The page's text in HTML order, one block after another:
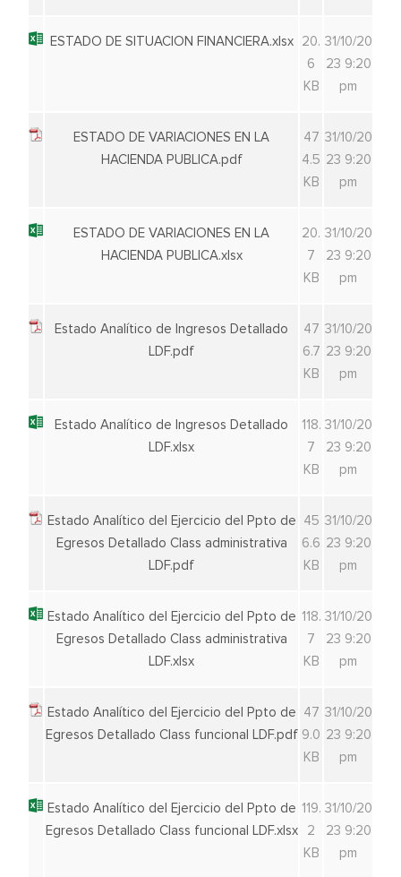
ESTADO DE SITUACION FINANCIERA.xlsx
20.
6
KB
31/10/20
23 9:20
pm
ESTADO DE VARIACIONES EN LA
HACIENDA PUBLICA.pdf
47
4.5
KB
31/10/20
23 9:20
pm
ESTADO DE VARIACIONES EN LA
HACIENDA PUBLICA.xlsx
20.
7
KB
31/10/20
23 9:20
pm
Estado Analítico de Ingresos Detallado
LDF.pdf
47
6.7
KB
31/10/20
23 9:20
pm
Estado Analítico de Ingresos Detallado
LDF.xlsx
118.
7
KB
31/10/20
23 9:20
pm
Estado Analítico del Ejercicio del Ppto de
Egresos Detallado Class administrativa
LDF.pdf
45
6.6
KB
31/10/20
23 9:20
pm
Estado Analítico del Ejercicio del Ppto de
Egresos Detallado Class administrativa
LDF.xlsx
118.
7
KB
31/10/20
23 9:20
pm
Estado Analítico del Ejercicio del Ppto de
Egresos Detallado Class funcional LDF.pdf
47
9.0
KB
31/10/20
23 9:20
pm
Estado Analítico del Ejercicio del Ppto de
Egresos Detallado Class funcional LDF.xlsx
119.
2
KB
31/10/20
23 9:20
pm